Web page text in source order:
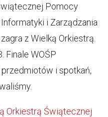
Pomocy
i Zarządzania
z Wielką Orkiestrą.
Finale WOŚP
i spotkań,
Orkiestrą Świątecznej